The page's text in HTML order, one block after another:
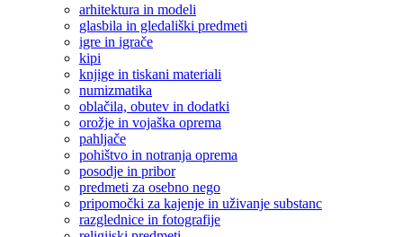
arhitektura in modeli
glasbila in gledališki predmeti
igre in igrače
kipi
knjige in tiskani materiali
numizmatika
oblačila, obutev in dodatki
orožje in vojaška oprema
pahljače
pohištvo in notranja oprema
posodje in pribor
predmeti za osebno nego
pripomočki za kajenje in uživanje substanc
razglednice in fotografije